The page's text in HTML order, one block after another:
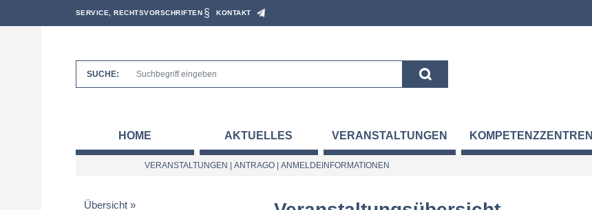
SERVICE, RECHTSVORSCHRIFTEN KONTAKT
SUCHE:
HOME AKTUELLES VERANSTALTUNGEN KOMPETENZZENTREN
VERANSTALTUNGEN ANTRAGO| ANMELDEINFORMATIONEN
Übersicht